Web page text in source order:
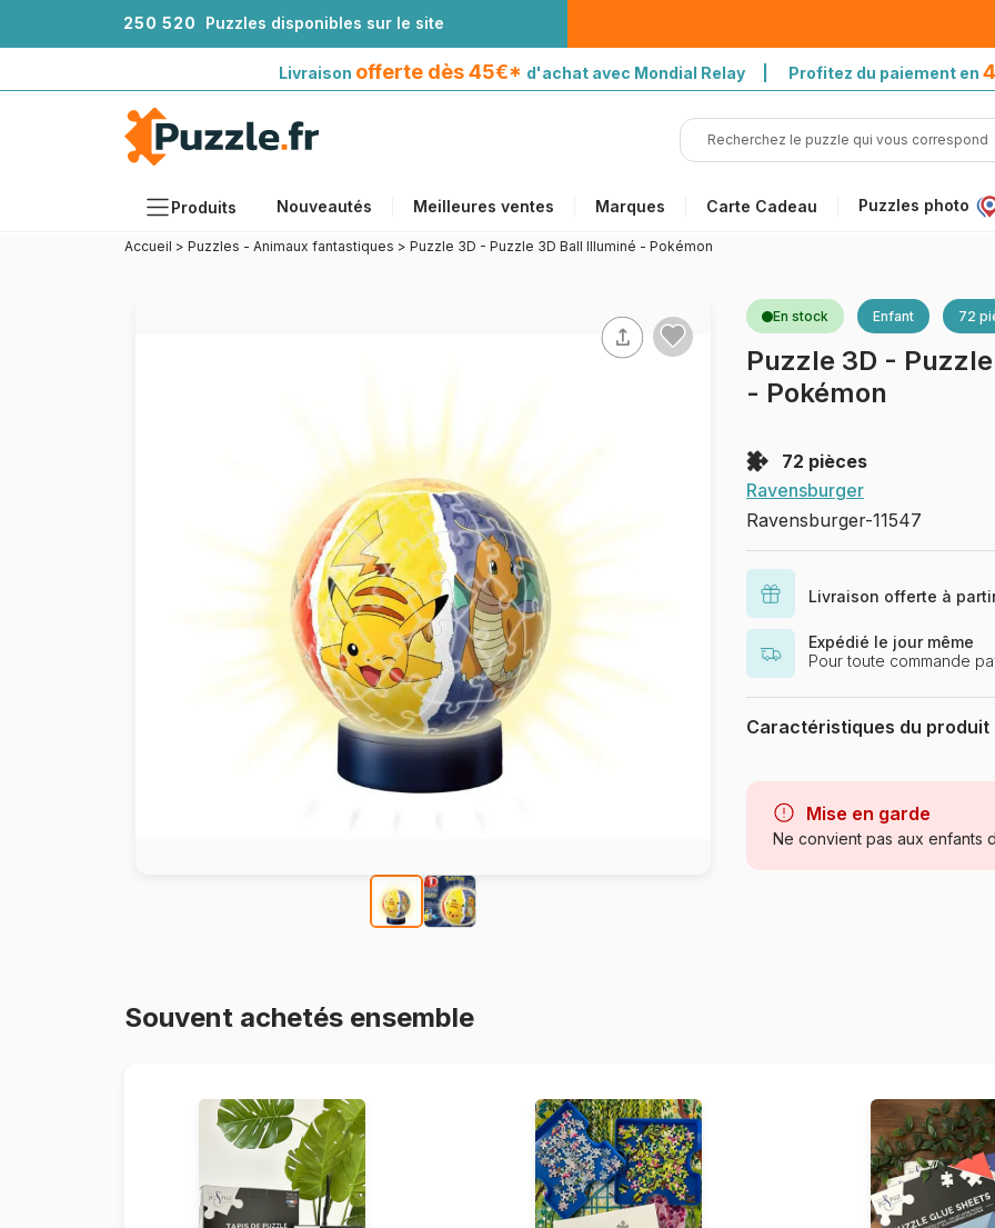
250 520 Puzzles disponibles sur le site
Livraison offerte dès 45€* d'achat avec Mondial Relay | Profitez du paiement en
Produits Nouveautés Meilleures ventes Marques Carte Cadeau Puzzles photo
avec Mondial Relay
Accueil > Puzzles - Animaux fantastiques > Puzzle 3D - Puzzle 3D Ball Illuminé - Pokémon
En stock Enfant 72
Puzzle 3D -
- Pokémon
72 pièces
Ravensburger
Ravensburger-11547
Livraison offerte à
Expédié le jour même
Pour toute commande
Caractéristiques du produit
Catégorie
Matière primaire
Mise en garde
Ne convient pas aux enfants
Souvent achetés ensemble